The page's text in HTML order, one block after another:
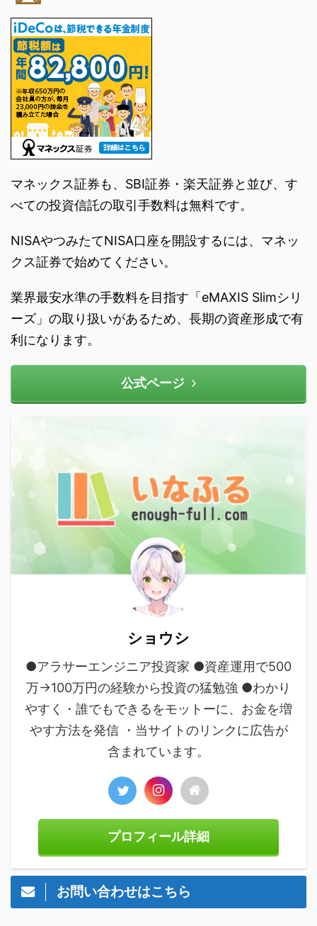
マネックス証券も、SBI証券・楽天証券と並び、す
べての投資信託の取引手数料は無料です。
NISAやつみたてNISA口座を開設するには、マネッ
クス証券で始めてください。
業界最安水準の手数料を目指す「eMAXIS Slimシリ
ーズ」の取り扱いがあるため、長期の資産形成で有
利になります。
公式ページ
ショウシ
●アラサーエンジニア投資家 ●資産運用で500
万→100万円の経験から投資の猛勉強 ●わかり
やすく・誰でもできるをモットーに、お金を増
やす方法を発信 ・当サイトのリンクに広告が
含まれています。
プロフィール詳細
お問い合わせはこちら